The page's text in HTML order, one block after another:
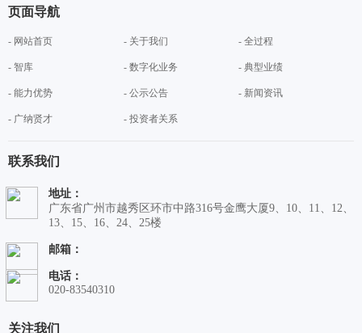
页面导航
- 网站首页 - 关于我们 - 全过程
- 智库 - 数字化业务 - 典型业绩
- 能力优势 - 公示公告 - 新闻资讯
- 广纳贤才 - 投资者关系
联系我们
地址：
广东省广州市越秀区环市中路316号金鹰大厦9、10、11、12、
13、15、16、24、25楼
邮箱：
电话：
020-83540310
关注我们